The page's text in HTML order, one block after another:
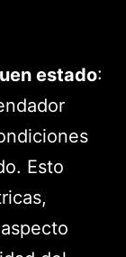
estado:
Esto